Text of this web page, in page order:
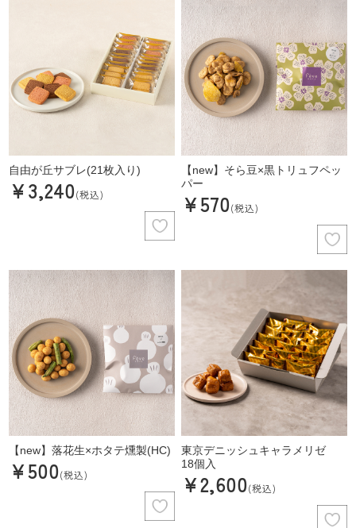
自由が丘サブレ(21枚入り)
¥3,240(税込)
【new】そら豆×黒トリュフペッ
パー
¥570(税込)
【new】落花生×ホタテ燻製(HC)
¥500(税込)
東京デニッシュキャラメリゼ
18個入
¥2,600(税込)